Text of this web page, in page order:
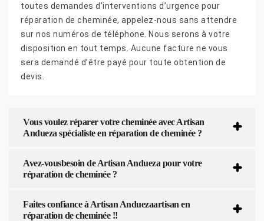
toutes demandes d’interventions d’urgence pour
réparation de cheminée, appelez-nous sans attendre
sur nos numéros de téléphone. Nous serons à votre
disposition en tout temps. Aucune facture ne vous
sera demandé d’être payé pour toute obtention de
devis.
Vous voulez réparer votre cheminée avec Artisan
Andueza spécialiste en réparation de cheminée ?
Avez-vousbesoin de Artisan Andueza pour votre
réparation de cheminée ?
Faites confiance à Artisan Anduezaartisan en
réparation de cheminée !!